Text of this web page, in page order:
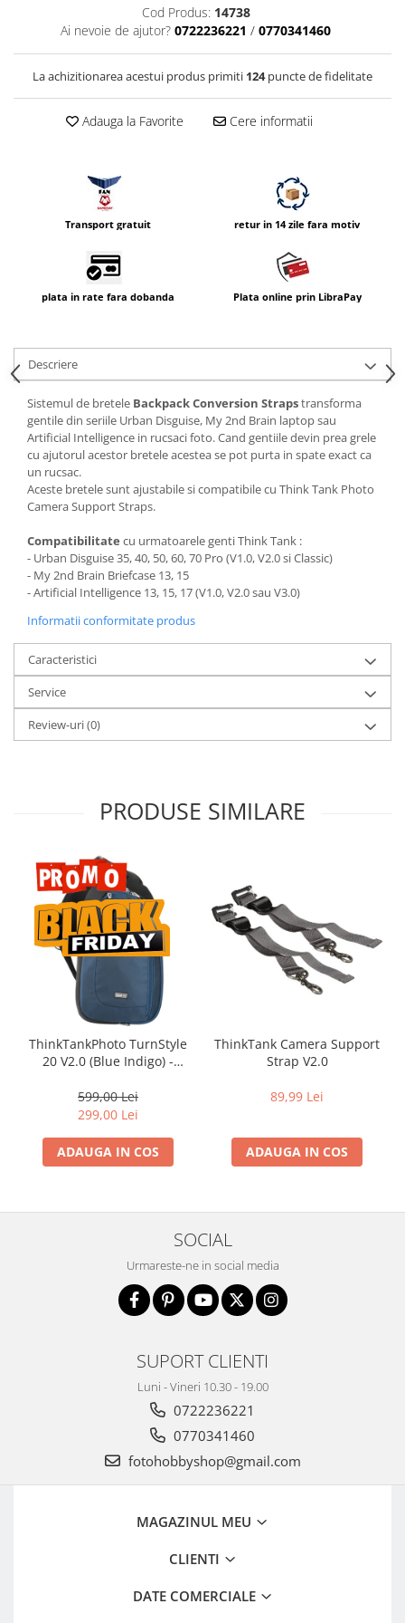
Cod Produs: 14738
Ai nevoie de ajutor? 0722236221 / 0770341460
La achizitionarea acestui produs primiti 124puncte de fidelitate
Adauga la Favorite Cere informatii
Transport gratuit retur in 14 zile fara motiv
plata in rate fara dobanda Plata online prin LibraPay
Descriere
Sistemul de bretele Backpack Conversion Strapstransforma
gentile din seriile Urban Disguise, My 2nd Brain laptop sau
Artificial Intelligence in rucsaci foto. Cand gentiile devin prea grele
cu ajutorul acestor bretele acestea se pot purta in spate exact ca
un rucsac.
Aceste bretele sunt ajustabile si compatibile cu Think Tank Photo
Camera Support Straps.
Compatibilitate cu urmatoarele genti Think Tank :
- Urban Disguise 35, 40, 50, 60, 70 Pro (V1.0, V2.0 si Classic)
- My 2nd Brain Briefcase 13, 15
- Artificial Intelligence 13, 15, 17 (V1.0, V2.0 sau V3.0)
Informatii conformitate produs
Caracteristici
Service
Review-uri(0)
PRODUSE SIMILARE
ThinkTankPhoto TurnStyle
20 V2.0 (Blue Indigo) -
bretea
599,00 Lei
299,00 Lei
ADAUGA IN COS
ThinkTank Camera Support
Strap V2.0
89,99 Lei
ADAUGA IN COS
SOCIAL
Urmareste-ne in social media
SUPORT CLIENTI
Luni - Vineri 10.30 - 19.00
0722236221
0770341460
fotohobbyshop@gmail.com
MAGAZINUL MEU
CLIENTI
DATE COMERCIALE